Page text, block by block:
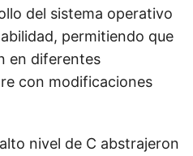
del sistema operativo
permitiendo que
en diferentes
con modificaciones
nivel de C abstrajeron